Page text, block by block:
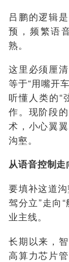
吕鹏的逻辑
预，频繁语
熟。
这里必须厘
等于“用嘴开
听懂人类的“
作。现阶段
术，小心翼
沟壑。
从语音控制
要填补这道
驾分立”走向
业主线。
长期以来，
高算力芯片